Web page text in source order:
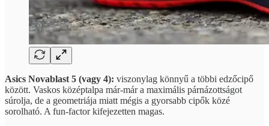
Asics Novablast 5 (vagy 4): viszonylag könnyű a többi edzőcipő
között. Vaskos középtalpa már-már a maximális párnázottságot
súrolja, de a geometriája miatt mégis a gyorsabb cipők közé
sorolható. A fun-factor kifejezetten magas.